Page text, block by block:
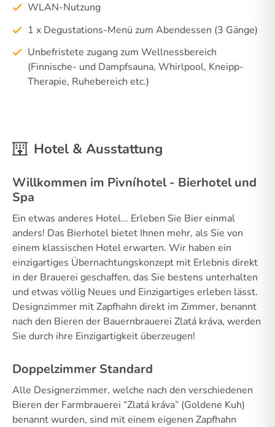
WLAN-Nutzung
1 x Degustations-Menü zum Abendessen (3 Gänge)
Unbefristete zugang zum Wellnessbereich
(Finnische- und Dampfsauna, Whirlpool, Kneipp-
Therapie, Ruhebereich etc.)
Hotel & Ausstattung
Willkommen im Pivníhotel - Bierhotel und
Spa
Ein etwas anderes Hotel... Erleben Sie Bier einmal
anders! Das Bierhotel bietet Ihnen mehr, als Sie von
einem klassischen Hotel erwarten. Wir haben ein
einzigartiges Übernachtungskonzept mit Erlebnis direkt
in der Brauerei geschaffen, das Sie bestens unterhalten
und etwas völlig Neues und Einzigartiges erleben lässt.
Designzimmer mit Zapfhahn direkt im Zimmer, benannt
nach den Bieren der Bauernbrauerei Zlatá kráva, werden
Sie durch ihre Einzigartigkeit überzeugen!
Doppelzimmer Standard
Alle Designerzimmer, welche nach den verschiedenen
Bieren der Farmbrauerei “Zlatá kráva” (Goldene Kuh)
benannt wurden, sind mit einem eigenen Zapfhahn